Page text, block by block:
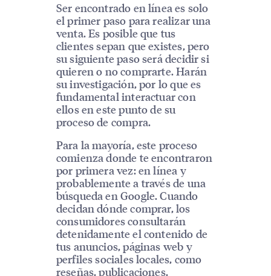
Ser encontrado en línea es solo
el primer paso para realizar una
venta. Es posible que tus
clientes sepan que existes, pero
su siguiente paso será decidir si
quieren o no comprarte. Harán
su investigación, por lo que es
fundamental interactuar con
ellos en este punto de su
proceso de compra.
Para la mayoría, este proceso
comienza donde te encontraron
por primera vez: en línea y
probablemente a través de una
búsqueda en Google. Cuando
decidan dónde comprar, los
consumidores consultarán
detenidamente el contenido de
tus anuncios, páginas web y
perfiles sociales locales, como
reseñas, publicaciones,